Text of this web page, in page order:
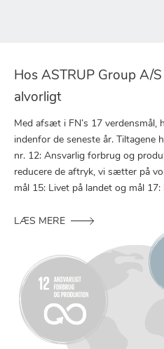
Hos ASTRUP Group A/
alvorligt
Med afsæt i FN’s 17
indenfor de seneste år.
nr. 12: Ansvarlig forbrug og
reducere de aftryk, vi sætter på
mål 15: Livet på landet og mål
LÆS MERE